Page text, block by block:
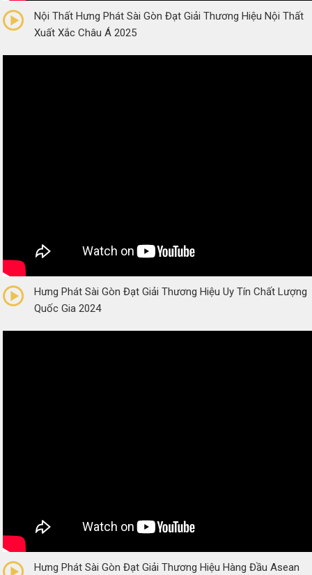
Nội Thất Hưng Phát Sài Gòn Đạt Giải Thương Hiệu Nội Thất
Xuất Xắc Châu Á 2025
(0 Reviews)
Hưng Phát Sài Gòn Đạt Giải Thương Hiệu Uy Tín Chất Lượng
Quốc Gia 2024
(0 Reviews)
Hưng Phát Sài Gòn Đạt Giải Thương Hiệu Hàng Đầu Asean